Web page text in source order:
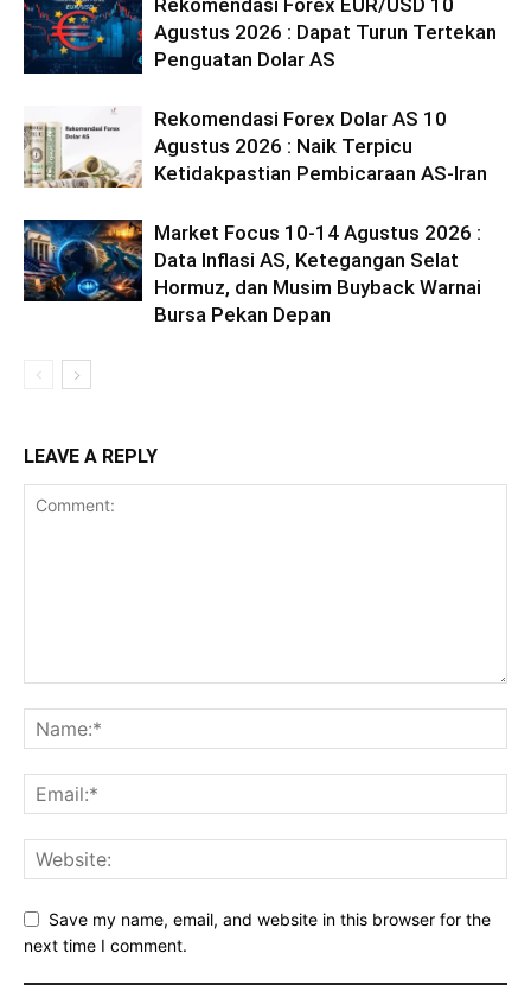
Rekomendasi Forex EUR/USD 10
Agustus 2026 : Dapat Turun Tertekan
Penguatan Dolar AS
Rekomendasi Forex Dolar AS 10
Agustus 2026 : Naik Terpicu
Ketidakpastian Pembicaraan AS-Iran
Market Focus 10-14 Agustus 2026 :
Data Inflasi AS, Ketegangan Selat
Hormuz, dan Musim Buyback Warnai
Bursa Pekan Depan
LEAVE A REPLY
Save my name, email, and website in this browser for the
next time I comment.